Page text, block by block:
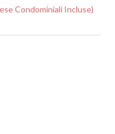
Condominiali Incluse)